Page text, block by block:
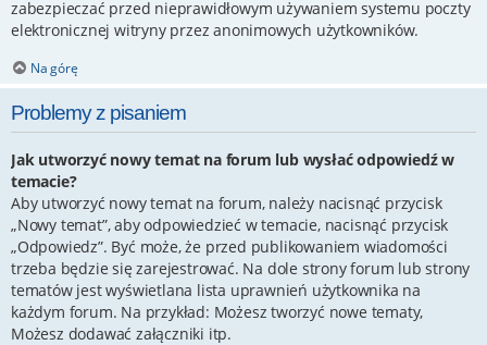
zabezpieczać przed nieprawidłowym używaniem systemu poczty
elektronicznej witryny przez anonimowych użytkowników.
Na górę
Problemy z pisaniem
Jak utworzyć nowy temat na forum lub wysłać odpowiedź w
temacie?
Aby utworzyć nowy temat na forum, należy nacisnąć przycisk
„Nowy temat”, aby odpowiedzieć w temacie, nacisnąć przycisk
„Odpowiedz”. Być może, że przed publikowaniem wiadomości
trzeba będzie się zarejestrować. Na dole strony forum lub strony
tematów jest wyświetlana lista uprawnień użytkownika na
każdym forum. Na przykład: Możesz tworzyć nowe tematy,
Możesz dodawać załączniki itp.